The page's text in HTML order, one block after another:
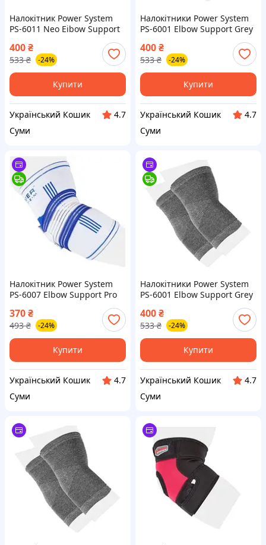
Налокітник Power System
PS-6011 Neo Eibow Support
400₴
533 ₴ -24%
Купити
Український Кошик
4.7
Суми
Налокітники Power System
PS-6001 Elbow Support Grey
400₴
533 ₴ -24%
Купити
Український Кошик
4.7
Суми
Налокітник Power System
PS-6007 Elbow Support Pro
370₴
493 ₴ -24%
Купити
Український Кошик
4.7
Суми
Налокітники Power System
PS-6001 Elbow Support Grey
400₴
533 ₴ -24%
Купити
Український Кошик
4.7
Суми